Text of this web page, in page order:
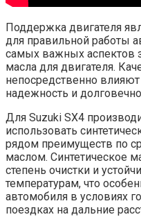
Поддержка двигателя
для правильной работы
самых важных аспектов
масла для двигателя.
непосредственно
надежность и
Для Suzuki SX4
использовать
рядом преимуществ по
маслом. Синтетическое
степень очистки и
температурам, что
автомобиля в условиях
поездках на дальние